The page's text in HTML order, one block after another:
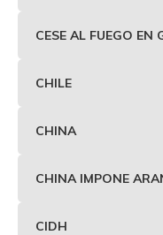
CESE AL FUEGO EN
CHILE
CHINA
CHINA IMPONE
CIDH